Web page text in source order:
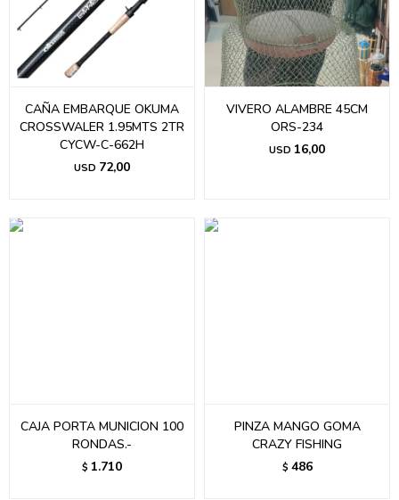
CAÑA EMBARQUE OKUMA
CROSSWALER 1.95MTS 2TR
CYCW-C-662H
USD 72,00
VIVERO ALAMBRE 45CM
ORS-234
USD 16,00
CAJA PORTA MUNICION 100
RONDAS.-
$ 1.710
PINZA MANGO GOMA
CRAZY FISHING
$ 486